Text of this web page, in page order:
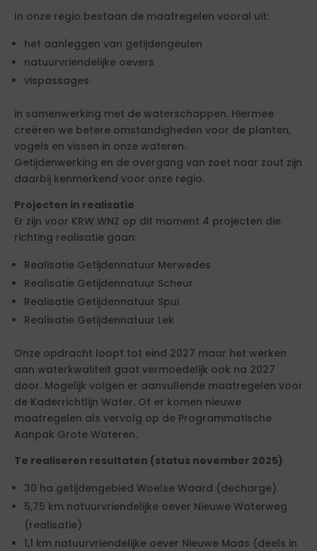
In onze regio bestaan de maatregelen vooral uit:
het aanleggen van getijdengeulen
natuurvriendelijke oevers
vispassages
in samenwerking met de waterschappen. Hiermee
creëren we betere omstandigheden voor de planten,
vogels en vissen in onze wateren.
Getijdenwerking en de overgang van zoet naar zout zijn
daarbij kenmerkend voor onze regio.
Projecten in realisatie
Er zijn voor KRW WNZ op dit moment 4 projecten die
richting realisatie gaan:
Realisatie Getijdennatuur Merwedes
Realisatie Getijdennatuur Scheur
Realisatie Getijdennatuur Spui
Realisatie Getijdennatuur Lek
Onze opdracht loopt tot eind 2027 maar het werken
aan waterkwaliteit gaat vermoedelijk ook na 2027
door. Mogelijk volgen er aanvullende maatregelen voor
de Kaderrichtlijn Water. Of er komen nieuwe
maatregelen als vervolg op de Programmatische
Aanpak Grote Wateren.
Te realiseren resultaten (status november 2025)
30 ha getijdengebied Woelse Waard (decharge)
5,75 km natuurvriendelijke oever Nieuwe Waterweg
(realisatie)
1,1 km natuurvriendelijke oever Nieuwe Maas (deels in